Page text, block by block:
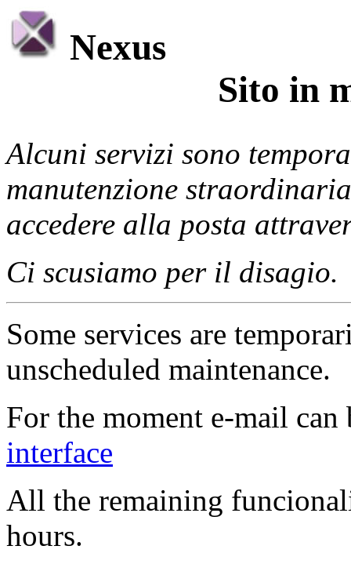
Nexus
Sito in
Alcuni servizi sono
manutenzione
accedere alla posta
Ci scusiamo per il disagio.
Some services are
unscheduled maintenance.
For the moment e-mail
interface
All the remaining
hours.